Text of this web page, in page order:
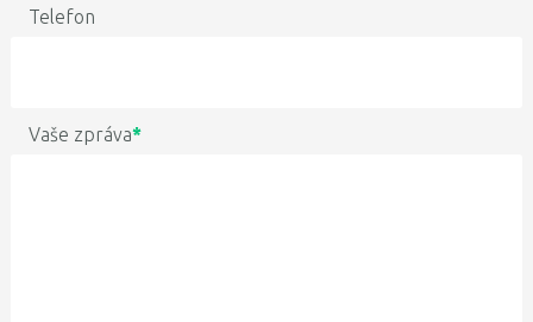
Telefon
Vaše zpráva*